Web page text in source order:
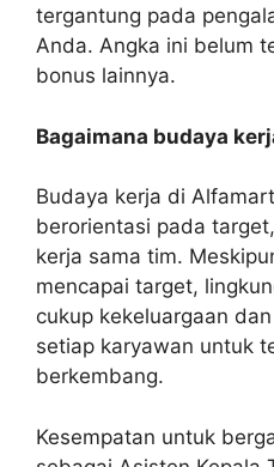
tergantung pada
Anda. Angka ini belum
bonus lainnya.
Bagaimana budaya
Budaya kerja di
berorientasi pada
kerja sama tim.
mencapai target,
cukup kekeluargaan
setiap karyawan untuk
berkembang.
Kesempatan untuk